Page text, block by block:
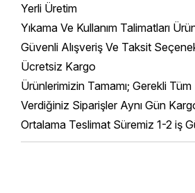
Yerli Üretim
Yıkama Ve Kullanım Talimatları
Güvenli Alışveriş Ve Taksit
Ücretsiz Kargo
Ürünlerimizin Tamamı; Gerekli
Verdiğiniz Siparişler Aynı Gün
Ortalama Teslimat Süremiz 1-2 iş